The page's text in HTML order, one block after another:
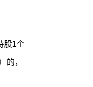
股1个
的，